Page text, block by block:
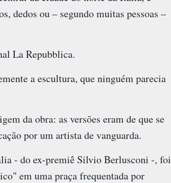
dedos ou – segundo muitas pessoas –
La Repubblica.
a escultura, que ninguém parecia
da obra: as versões eram de que se
por um artista de vanguarda.
- do ex-premiê Silvio Berlusconi -, foi
em uma praça frequentada por